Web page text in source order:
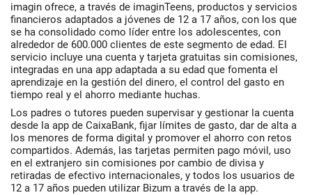
imagin ofrece, a través de imaginTeens, productos y servicios
financieros adaptados a jóvenes de 12 a 17 años, con los que
se ha consolidado como líder entre los adolescentes, con
alrededor de 600.000 clientes de este segmento de edad. El
servicio incluye una cuenta y tarjeta gratuitas sin comisiones,
integradas en una app adaptada a su edad que fomenta el
aprendizaje en la gestión del dinero, el control del gasto en
tiempo real y el ahorro mediante huchas.
Los padres o tutores pueden supervisar y gestionar la cuenta
desde la app de CaixaBank, fijar límites de gasto, dar de alta a
los menores de forma digital y promover el ahorro con retos
compartidos. Además, las tarjetas permiten pago móvil, uso
en el extranjero sin comisiones por cambio de divisa y
retiradas de efectivo internacionales, y todos los usuarios de
12 a 17 años pueden utilizar Bizum a través de la app.